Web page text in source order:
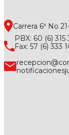
Carrera 6ª No
PBX: 60 (6) 315
Fax: 57 (6) 333